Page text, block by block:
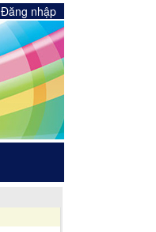
Đăng nhập